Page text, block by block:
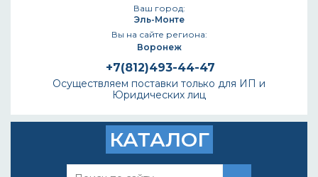
Ваш город:
Эль-Монте
Вы на сайте региона:
Воронеж
+7(812)493-44-47
Осуществляем поставки только для ИП и
Юридических лиц
КАТАЛОГ